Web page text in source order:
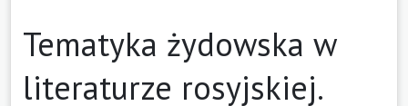
Tematyka żydowska w
literaturze rosyjskiej.